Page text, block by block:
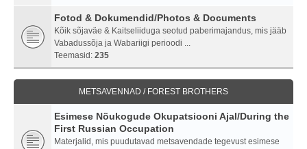
Fotod & Dokumendid/Photos & Documents
Kõik sõjaväe & Kaitseliiduga seotud paberimajandus, mis jääb
Vabadussõja ja Wabariigi perioodi ...
Teemasid: 235
METSAVENNAD / FOREST BROTHERS
Esimese Nõukogude Okupatsiooni Ajal/During the
First Russian Occupation
Materjalid, mis puudutavad metsavendade tegevust esimese